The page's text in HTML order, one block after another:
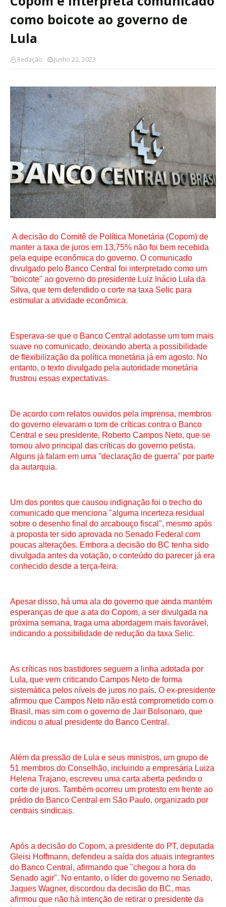
como boicote ao governo de
Lula
Redação Junho 22, 2023
A decisão do Comitê de Política Monetária (Copom) de
manter a taxa de juros em 13,75% não foi bem recebida
pela equipe econômica do governo. O comunicado
divulgado pelo Banco Central foi interpretado como um
"boicote" ao governo do presidente Luiz Inácio Lula da
Silva, que tem defendido o corte na taxa Selic para
estimular a atividade econômica.
Esperava-se que o Banco Central adotasse um tom mais
suave no comunicado, deixando aberta a possibilidade
de flexibilização da política monetária já em agosto. No
entanto, o texto divulgado pela autoridade monetária
frustrou essas expectativas.
De acordo com relatos ouvidos pela imprensa, membros
do governo elevaram o tom de críticas contra o Banco
Central e seu presidente, Roberto Campos Neto, que se
tornou alvo principal das críticas do governo petista.
Alguns já falam em uma "declaração de guerra" por parte
da autarquia.
Um dos pontos que causou indignação foi o trecho do
comunicado que menciona "alguma incerteza residual
sobre o desenho final do arcabouço fiscal", mesmo após
a proposta ter sido aprovada no Senado Federal com
poucas alterações. Embora a decisão do BC tenha sido
divulgada antes da votação, o conteúdo do parecer já era
conhecido desde a terça-feira.
Apesar disso, há uma ala do governo que ainda mantém
esperanças de que a ata do Copom, a ser divulgada na
próxima semana, traga uma abordagem mais favorável,
indicando a possibilidade de redução da taxa Selic.
As críticas nos bastidores seguem a linha adotada por
Lula, que vem criticando Campos Neto de forma
sistemática pelos níveis de juros no país. O ex-presidente
afirmou que Campos Neto não está comprometido com o
Brasil, mas sim com o governo de Jair Bolsonaro, que
indicou o atual presidente do Banco Central.
Além da pressão de Lula e seus ministros, um grupo de
51 membros do Conselhão, incluindo a empresária Luiza
Helena Trajano, escreveu uma carta aberta pedindo o
corte de juros. Também ocorreu um protesto em frente ao
prédio do Banco Central em São Paulo, organizado por
centrais sindicais.
Após a decisão do Copom, a presidente do PT, deputada
Gleisi Hoffmann, defendeu a saída dos atuais integrantes
do Banco Central, afirmando que "chegou a hora do
Senado agir". No entanto, o líder do governo no Senado,
Jaques Wagner, discordou da decisão do BC, mas
afirmou que não há intenção de retirar o presidente da